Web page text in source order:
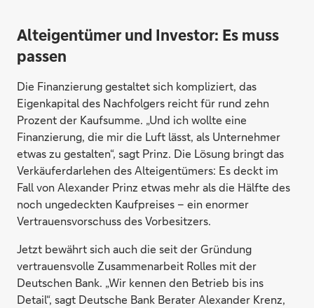
Alteigentümer und Investor: Es muss
passen
Die Finanzierung gestaltet sich kompliziert, das
Eigenkapital des Nachfolgers reicht für rund zehn
Prozent der Kaufsumme. „Und ich wollte eine
Finanzierung, die mir die Luft lässt, als Unternehmer
etwas zu gestalten“, sagt Prinz. Die Lösung bringt das
Verkäuferdarlehen des Alteigentümers: Es deckt im
Fall von Alexander Prinz etwas mehr als die Hälfte des
noch ungedeckten Kaufpreises – ein enormer
Vertrauensvorschuss des Vorbesitzers.
Jetzt bewährt sich auch die seit der Gründung
vertrauensvolle Zusammenarbeit Rolles mit der
Deutschen Bank. „Wir kennen den Betrieb bis ins
Detail“, sagt Deutsche Bank Berater Alexander Krenz,